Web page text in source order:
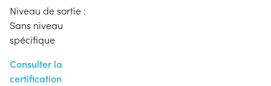
Niveau de sortie :
Sans niveau
spécifique
Consulter la
certification